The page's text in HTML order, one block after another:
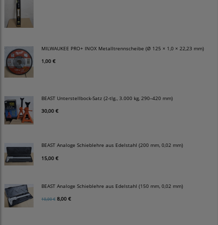
MILWAUKEE PRO+ INOX Metalltrennscheibe (Ø 125 × 1,0 × 22,23 mm)
1,00 €
BEAST Unterstellbock-Satz (2-tlg., 3.000 kg, 290–420 mm)
30,00 €
BEAST Analoge Schieblehre aus Edelstahl (200 mm, 0,02 mm)
15,00 €
BEAST Analoge Schieblehre aus Edelstahl (150 mm, 0,02 mm)
10,00 € 8,00 €